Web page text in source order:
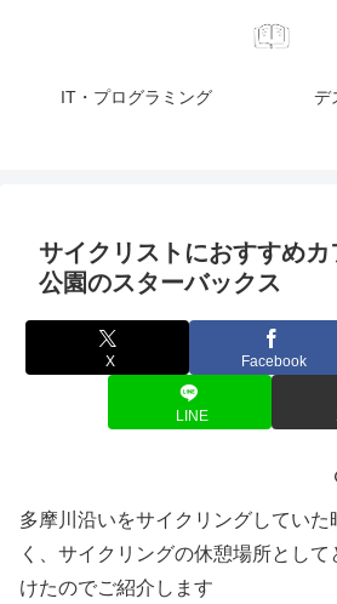
IT・プログラミング デ
サイクリストにおすすめカ
公園のスターバックス
X Facebook
LINE
多摩川沿いをサイクリングしていた
く、サイクリングの休憩場所とし
けたのでご紹介します